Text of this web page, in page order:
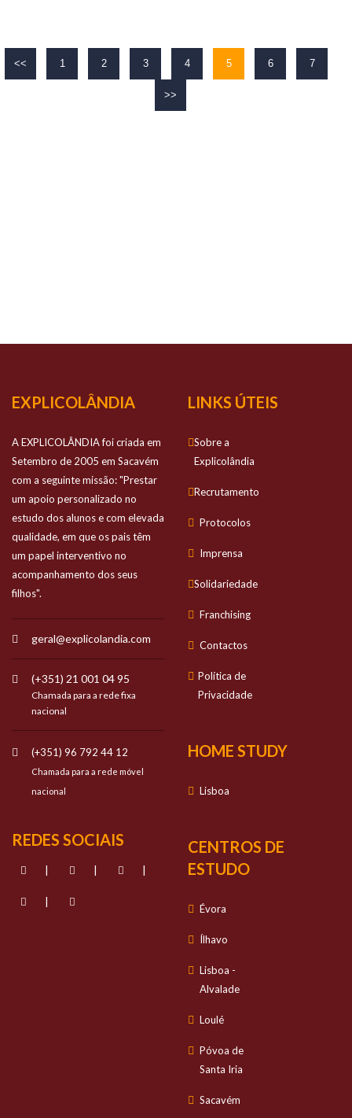
<< 1 2 3 4 5 6 7
>>
EXPLICOLÂNDIA
A EXPLICOLÂNDIA foi criada em
Setembro de 2005 em Sacavém
com a seguinte missão: "Prestar
um apoio personalizado no
estudo dos alunos e com elevada
qualidade, em que os pais têm
um papel interventivo no
acompanhamento dos seus
filhos".
geral@explicolandia.com
(+351) 21 001 04 95
Chamada para a rede fixa
nacional
(+351) 96 792 44 12
Chamada para a rede móvel
nacional
REDES SOCIAIS
| | |
|
LINKS ÚTEIS
Sobre a
Explicolândia
Recrutamento
Protocolos
Imprensa
Solidariedade
Franchising
Contactos
Política de
Privacidade
HOME STUDY
Lisboa
CENTROS DE
ESTUDO
Évora
Ílhavo
Lisboa -
Alvalade
Loulé
Póvoa de
Santa Iria
Sacavém